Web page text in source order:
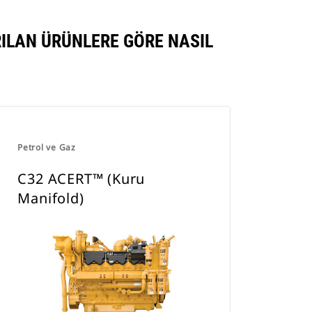
ÜRÜNLERE GÖRE NASIL
Petrol ve Gaz
C32 ACERT™ (Kuru
Manifold)